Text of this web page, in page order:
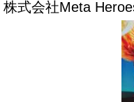
株式会社Meta